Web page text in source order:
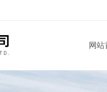
网站